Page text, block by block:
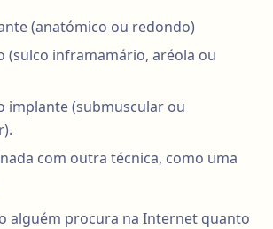
(anatómico ou redondo)
(sulco inframamário, aréola ou
implante (submuscular ou
com outra técnica, como uma
alguém procura na Internet quanto